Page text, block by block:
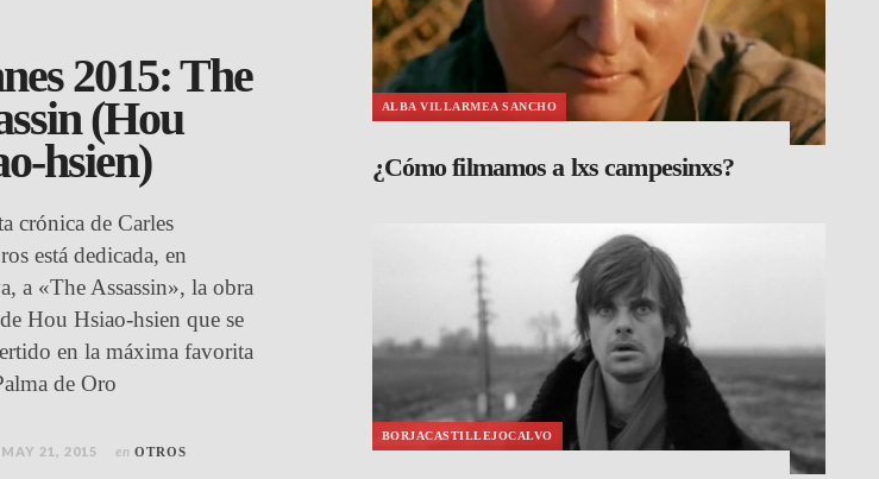
2015: The
(Hou
hsien)
crónica de Carles
está dedicada, en
a «The Assassin», la obra
Hou Hsiao-hsien que se
en la máxima favorita
de Oro
MAY 21, 2015 en OTROS
ALBA VILLARMEA SANCHO
¿Cómo filmamos a lxs campesinxs?
BORJACASTILLEJOCALVO